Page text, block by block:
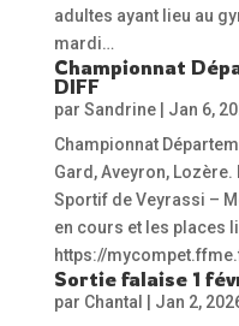
adultes ayant lieu au
mardi…
Championnat
DIFF
par Sandrine| Jan 6,
Championnat
Gard, Aveyron,
Sportif de Veyrassi –
en cours et les places
https://
Sortie falaise 1
par Chantal Jan 2,